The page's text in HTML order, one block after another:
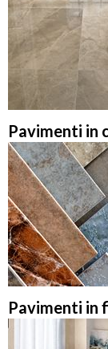
Pavimenti in
Pavimenti in